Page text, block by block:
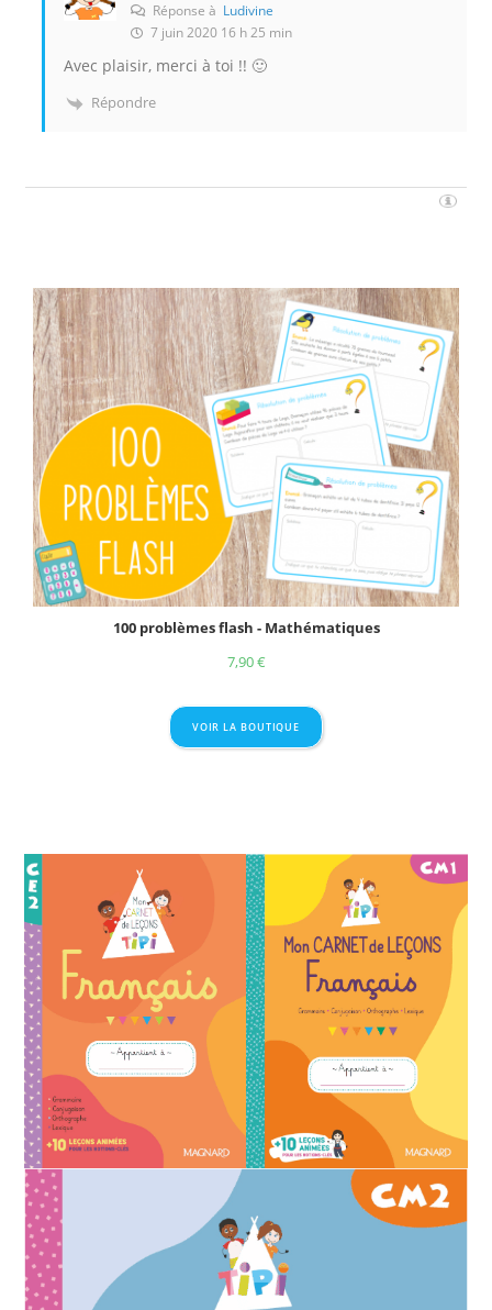
Réponse à Ludivine
7 juin 2020 16 h 25 min
Avec plaisir, merci à toi !! 🙂
Répondre
100 problèmes flash - Mathématiques
7,90€
VOIR LA BOUTIQUE